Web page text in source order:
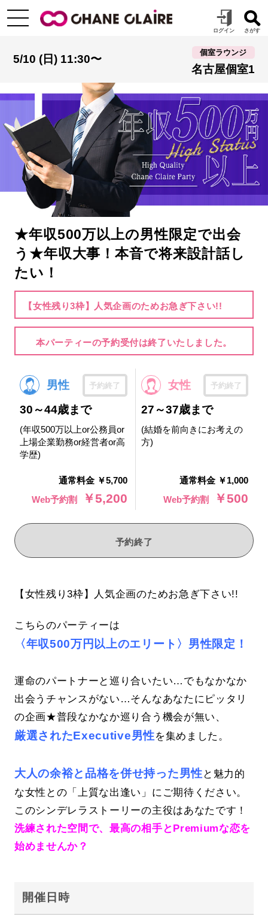
5/10 (日) 11:30〜
個室ラウンジ
名古屋個室1
★年収500万以上の男性限定で出会
う★年収大事！本音で将来設計話し
たい！
【女性残り3枠】人気企画のためお急ぎ下さい!!
本パーティーの予約受付は終了いたしました。
男性 予約終了
30～44歳まで
(年収500万以上or公務員or
上場企業勤務or経営者or高
学歴)
通常料金 ￥5,700
Web予約割
￥5,200
女性 予約終了
27～37歳まで
(結婚を前向きにお考えの
方)
通常料金 ￥1,000
Web予約割
￥500
予約終了
【女性残り3枠】人気企画のためお急ぎ下さい!!
こちらのパーティーは
〈年収500万円以上のエリート〉男性限定！
運命のパートナーと巡り合いたい…でもなかなか
出会うチャンスがない…そんなあなたにピッタリ
の企画★普段なかなか巡り合う機会が無い、
厳選されたExecutive男性を集めました。
大人の余裕と品格を併せ持った男性 と魅力的
な女性との「上質な出逢い」にご期待ください。
このシンデレラストーリーの主役はあなたです！
洗練された空間で、最高の相手とPremiumな恋を
始めませんか？
開催日時